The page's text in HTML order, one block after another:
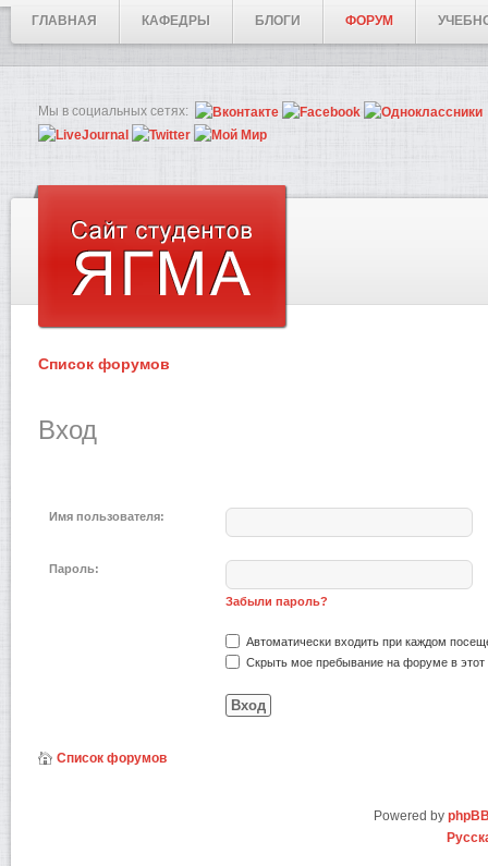
ГЛАВНАЯ КАФЕДРЫ БЛОГИ ФОРУМ
Мы в социальных сетях:
Список форумов
Вход
Имя пользователя:
Пароль:
Забыли пароль?
Автоматически входить при каждом
Скрыть мое пребывание на форуме в этот
Список форумов
Powered by